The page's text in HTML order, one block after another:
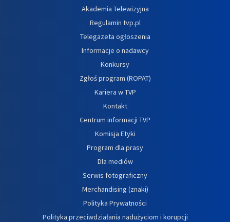
Akademia Telewizyjna
Regulamin tvp.pl
Telegazeta ogłoszenia
Informacje o nadawcy
Konkursy
Zgłoś program (ROPAT)
Kariera w TVP
Kontakt
Centrum informacji TVP
Komisja Etyki
Program dla prasy
Dla mediów
Serwis fotograficzny
Merchandising (znaki)
Polityka Prywatności
Polityka przeciwdziałania nadużyciom i korupcji